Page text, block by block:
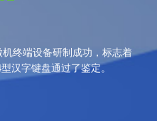
机终端设备研制成功，标志着
汉字键盘通过了鉴定。